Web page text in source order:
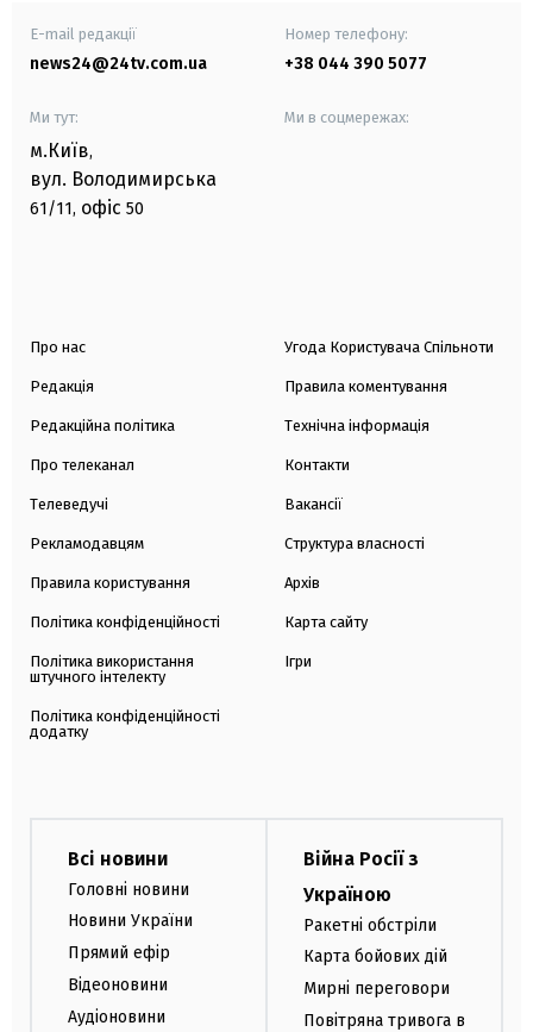
E-mail редакції
news24@24tv.com.ua
Номер телефону:
+38 044 390 5077
Ми тут:
м.Київ,
вул. Володимирська
61/11, офіс 50
Ми в соцмережах:
Про нас
Редакція
Редакційна політика
Про телеканал
Телеведучі
Рекламодавцям
Правила користування
Політика конфіденційності
Політика використання
штучного інтелекту
Політика конфіденційності
додатку
Угода Користувача Спільноти
Правила коментування
Технічна інформація
Контакти
Вакансії
Структура власності
Архів
Карта сайту
Ігри
Всі новини
Головні новини
Новини України
Прямий ефір
Відеоновини
Аудіоновини
Війна Росії з
Україною
Ракетні обстріли
Карта бойових дій
Мирні переговори
Повітряна тривога в